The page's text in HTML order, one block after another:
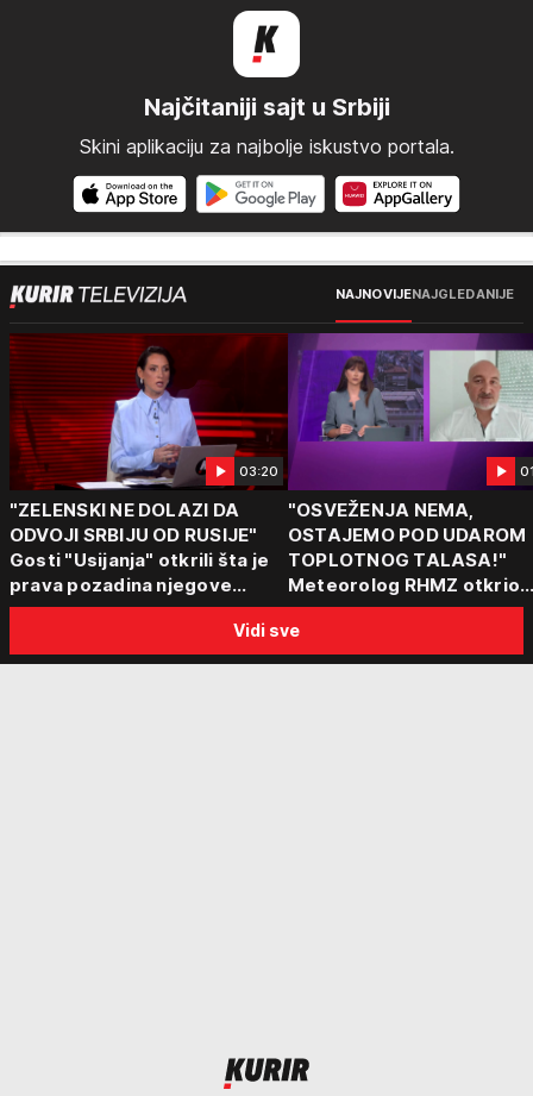
Najčitaniji sajt u Srbiji
Skini aplikaciju za najbolje iskustvo portala.
NAJNOVIJENAJGLEDANIJE
03:20
"ZELENSKI NE DOLAZI DA
ODVOJI SRBIJU OD RUSIJE"
Gosti "Usijanja" otkrili šta je
prava pozadina njegove
posete Beogradu
"OSVEŽENJA NEMA,
OSTAJEMO POD UDAROM
TOPLOTNOG TALASA!"
Meteorolog RHMZ otkrio
kakvo vreme nas čeka do
kraja avgusta
Vidi sve